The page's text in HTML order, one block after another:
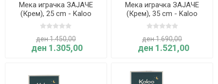
Мека играчка ЗАЈАЧЕ
(Крем), 25 cm - Kaloo
ден 1.450,00
ден 1.305,00
Мека играчка ЗАЈАЧЕ
(Крем), 35 cm - Kaloo
ден 1.690,00
ден 1.521,00